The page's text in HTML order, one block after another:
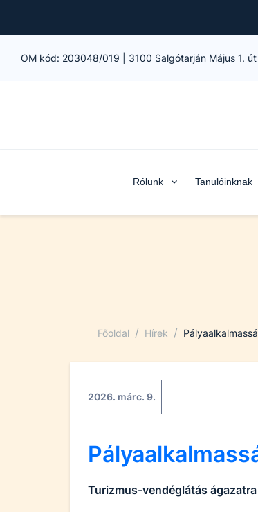
OM kód: 203048/019 3100 Salgótarján Május 1.
Rólunk Tanulóinknak
Főoldal / Hírek /
2026. márc. 9.
Turizmus-vendéglátás